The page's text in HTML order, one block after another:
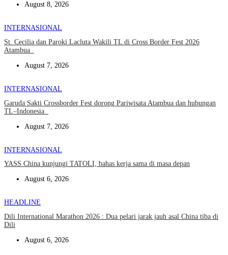
August 8, 2026
INTERNASIONAL
St. Cecilia dan Paroki Lacluta Wakili TL di Cross Border Fest 2026
Atambua
August 7, 2026
INTERNASIONAL
Garuda Sakti Crossborder Fest dorong Pariwisata Atambua dan hubungan
TL–Indonesia
August 7, 2026
INTERNASIONAL
YASS China kunjungi TATOLI, bahas kerja sama di masa depan
August 6, 2026
HEADLINE
Dili International Marathon 2026 : Dua pelari jarak jauh asal China tiba di
Dili
August 6, 2026